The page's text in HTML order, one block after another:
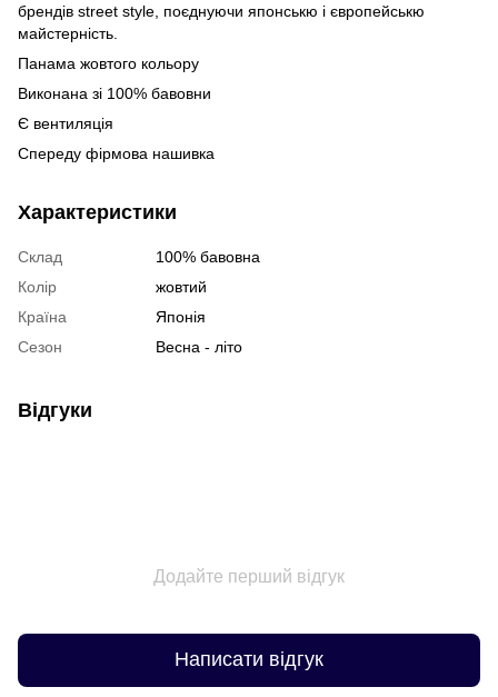
брендів street style, поєднуючи японськю і європейськю
майстерність.
Панама жовтого кольору
Виконана зі 100% бавовни
Є вентиляція
Спереду фірмова нашивка
Характеристики
Склад
100% бавовна
Колір
жовтий
Країна
Японія
Сезон
Весна - літо
Відгуки
Додайте перший відгук
Написати відгук